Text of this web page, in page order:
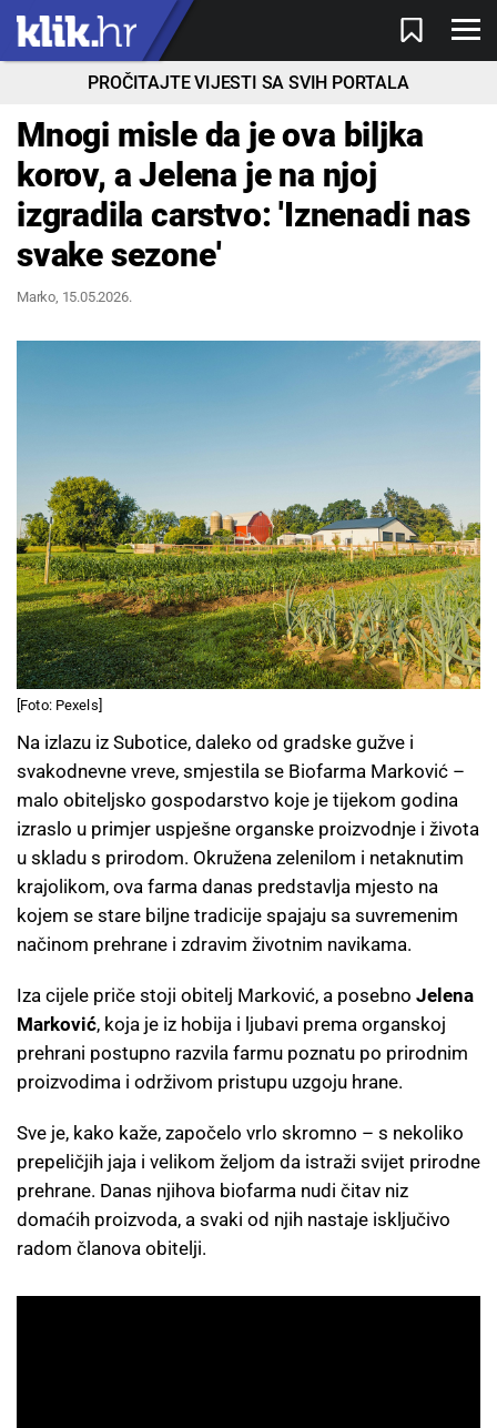
PROČITAJTE VIJESTI SA SVIH PORTALA
Mnogi misle da je ova biljka
korov, a Jelena je na njoj
izgradila carstvo: 'Iznenadi nas
svake sezone'
Marko, 15.05.2026.
[Foto: Pexels]
Na izlazu iz Subotice, daleko od gradske gužve i
svakodnevne vreve, smjestila se Biofarma Marković –
malo obiteljsko gospodarstvo koje je tijekom godina
izraslo u primjer uspješne organske proizvodnje i života
u skladu s prirodom. Okružena zelenilom i netaknutim
krajolikom, ova farma danas predstavlja mjesto na
kojem se stare biljne tradicije spajaju sa suvremenim
načinom prehrane i zdravim životnim navikama.
Iza cijele priče stoji obitelj Marković, a posebno Jelena
Marković, koja je iz hobija i ljubavi prema organskoj
prehrani postupno razvila farmu poznatu po prirodnim
proizvodima i održivom pristupu uzgoju hrane.
Sve je, kako kaže, započelo vrlo skromno – s nekoliko
prepeličjih jaja i velikom željom da istraži svijet prirodne
prehrane. Danas njihova biofarma nudi čitav niz
domaćih proizvoda, a svaki od njih nastaje isključivo
radom članova obitelji.